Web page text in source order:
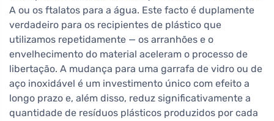
A ou os ftalatos para a água. Este facto é duplamente
verdadeiro para os recipientes de plástico que
utilizamos repetidamente — os arranhões e o
envelhecimento do material aceleram o processo de
libertação. A mudança para uma garrafa de vidro ou de
aço inoxidável é um investimento único com efeito a
longo prazo e, além disso, reduz significativamente a
quantidade de resíduos plásticos produzidos por cada